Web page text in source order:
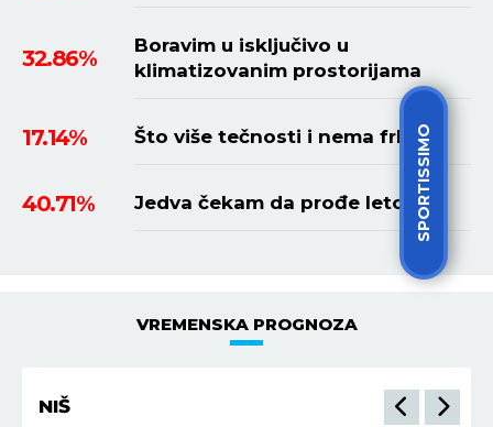
SPORTISSIMO
32.86%
Boravim u isključivo u
klimatizovanim prostorijama
17.14% Što više tečnosti i nema frke
40.71% Jedva čekam da prođe leto
VREMENSKA PROGNOZA
NIŠ